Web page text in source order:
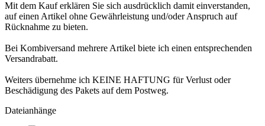
Mit dem Kauf erklären Sie sich ausdrücklich damit einverstanden,
auf einen Artikel ohne Gewährleistung und/oder Anspruch auf
Rücknahme zu bieten.
Bei Kombiversand mehrere Artikel biete ich einen entsprechenden
Versandrabatt.
Weiters übernehme ich KEINE HAFTUNG für Verlust oder
Beschädigung des Pakets auf dem Postweg.
Dateianhänge